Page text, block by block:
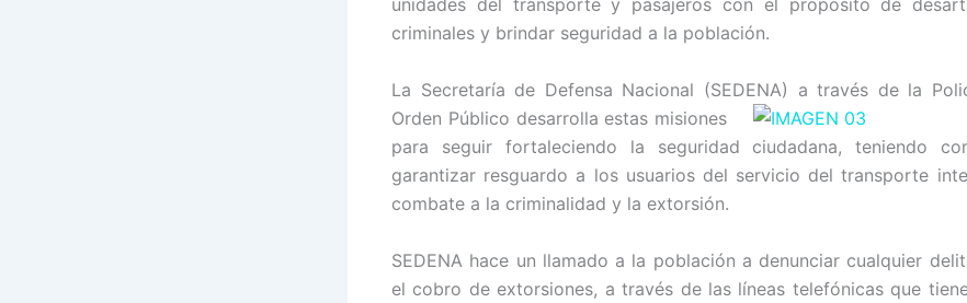
unidades del transporte y pasajeros con el propósito de
criminales y brindar seguridad a la población.
La Secretaría de Defensa Nacional (SEDENA) a través de la
Orden Público desarrolla estas misiones
para seguir fortaleciendo la seguridad ciudadana, teniendo
garantizar resguardo a los usuarios del servicio del transporte
combate a la criminalidad y la extorsión.
SEDENA hace un llamado a la población a denunciar cualquier
el cobro de extorsiones, a través de las líneas telefónicas que